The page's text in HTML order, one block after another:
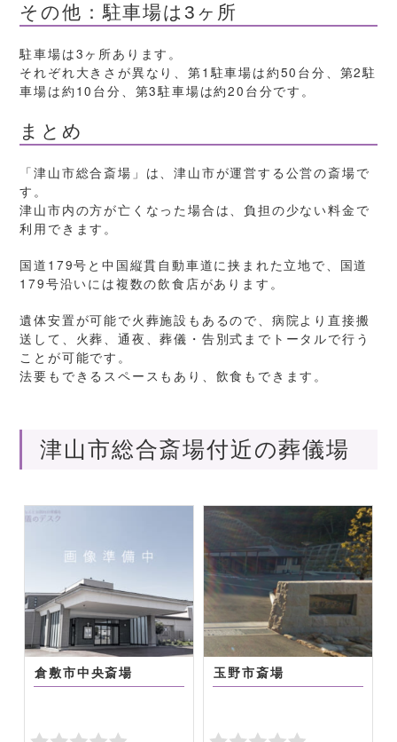
その他：駐車場は3ヶ所
駐車場は3ヶ所あります。
それぞれ大きさが異なり、第1駐車場は約50台分、第2駐
車場は約10台分、第3駐車場は約20台分です。
まとめ
「津山市総合斎場」は、津山市が運営する公営の斎場で
す。
津山市内の方が亡くなった場合は、負担の少ない料金で
利用できます。
国道179号と中国縦貫自動車道に挟まれた立地で、国道
179号沿いには複数の飲食店があります。
遺体安置が可能で火葬施設もあるので、病院より直接搬
送して、火葬、通夜、葬儀・告別式までトータルで行う
ことが可能です。
法要もできるスペースもあり、飲食もできます。
津山市総合斎場付近の葬儀場
倉敷市中央斎場 玉野市斎場